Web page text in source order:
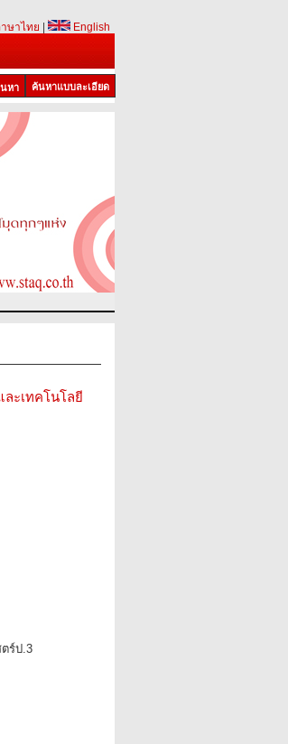
ษาไทย
English
ค้นหาแบบละเอียด
ะเทคโนโลยี
ร์ป.3